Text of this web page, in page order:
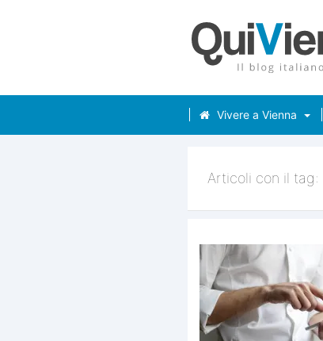
Vivere a Vienna
Articoli con il tag: